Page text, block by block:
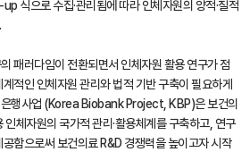
식으로 수집·관리됨에 따라 인체자원의 양적·질적
패러다임이 전환되면서 인체자원 활용 연구가 점
적인 인체자원 관리와 법적 기반 구축이 필요하게
행사업 (Korea Biobank Project, KBP)은 보건의
체자원의 국가적 관리·활용체계를 구축하고, 연구
함으로써 보건의료 R&D 경쟁력을 높이고자 시작